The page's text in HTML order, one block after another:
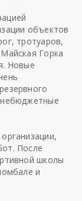
объектов
тротуаров,
Горка
Новые
После
школы
и